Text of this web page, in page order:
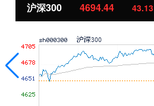
沪深300 4694.44 43.13